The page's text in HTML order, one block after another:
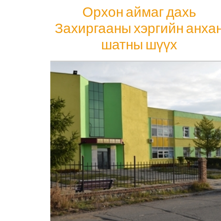
Орхон аймаг дахь
Захиргааны хэргийн
шатны шүүх
анхан шатны шүүх